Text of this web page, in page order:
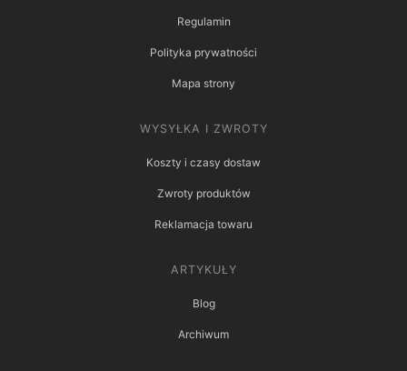
Regulamin
Polityka prywatności
Mapa strony
WYSYŁKA I ZWROTY
Koszty i czasy dostaw
Zwroty produktów
Reklamacja towaru
ARTYKUŁY
Blog
Archiwum